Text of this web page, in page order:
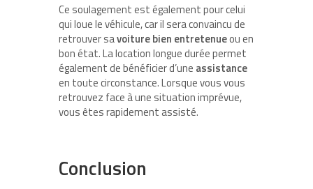
Ce soulagement est également pour celui
qui loue le véhicule, car il sera convaincu de
retrouver savoiture bien entretenueou en
bon état. La location longue durée permet
également de bénéficier d’une assistance
en toute circonstance. Lorsque vous vous
retrouvez face à une situation imprévue,
vous êtes rapidement assisté.
Conclusion